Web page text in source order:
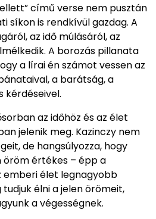
című verse nem pusztán
síkon is rendkívül gazdag. A
az idő múlásáról, az
A borozás pillanata
a lírai én számot vessen az
a barátság, a
kérdéseivel.
az időhöz és az élet
jelenik meg. Kazinczy nem
de hangsúlyozza, hogy
öröm értékes – épp a
emberi élet legnagyobb
élni a jelen örömeit,
a végességnek.